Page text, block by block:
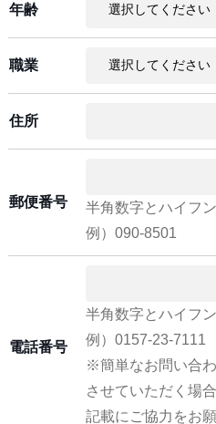
年齢
職業
住所
郵便番号
半角数字とハイフ
例）090-8501
電話番号
半角数字とハイフ
例）0157-23-7111
※簡単なお問い合
させていただく場
記載にご協力をお